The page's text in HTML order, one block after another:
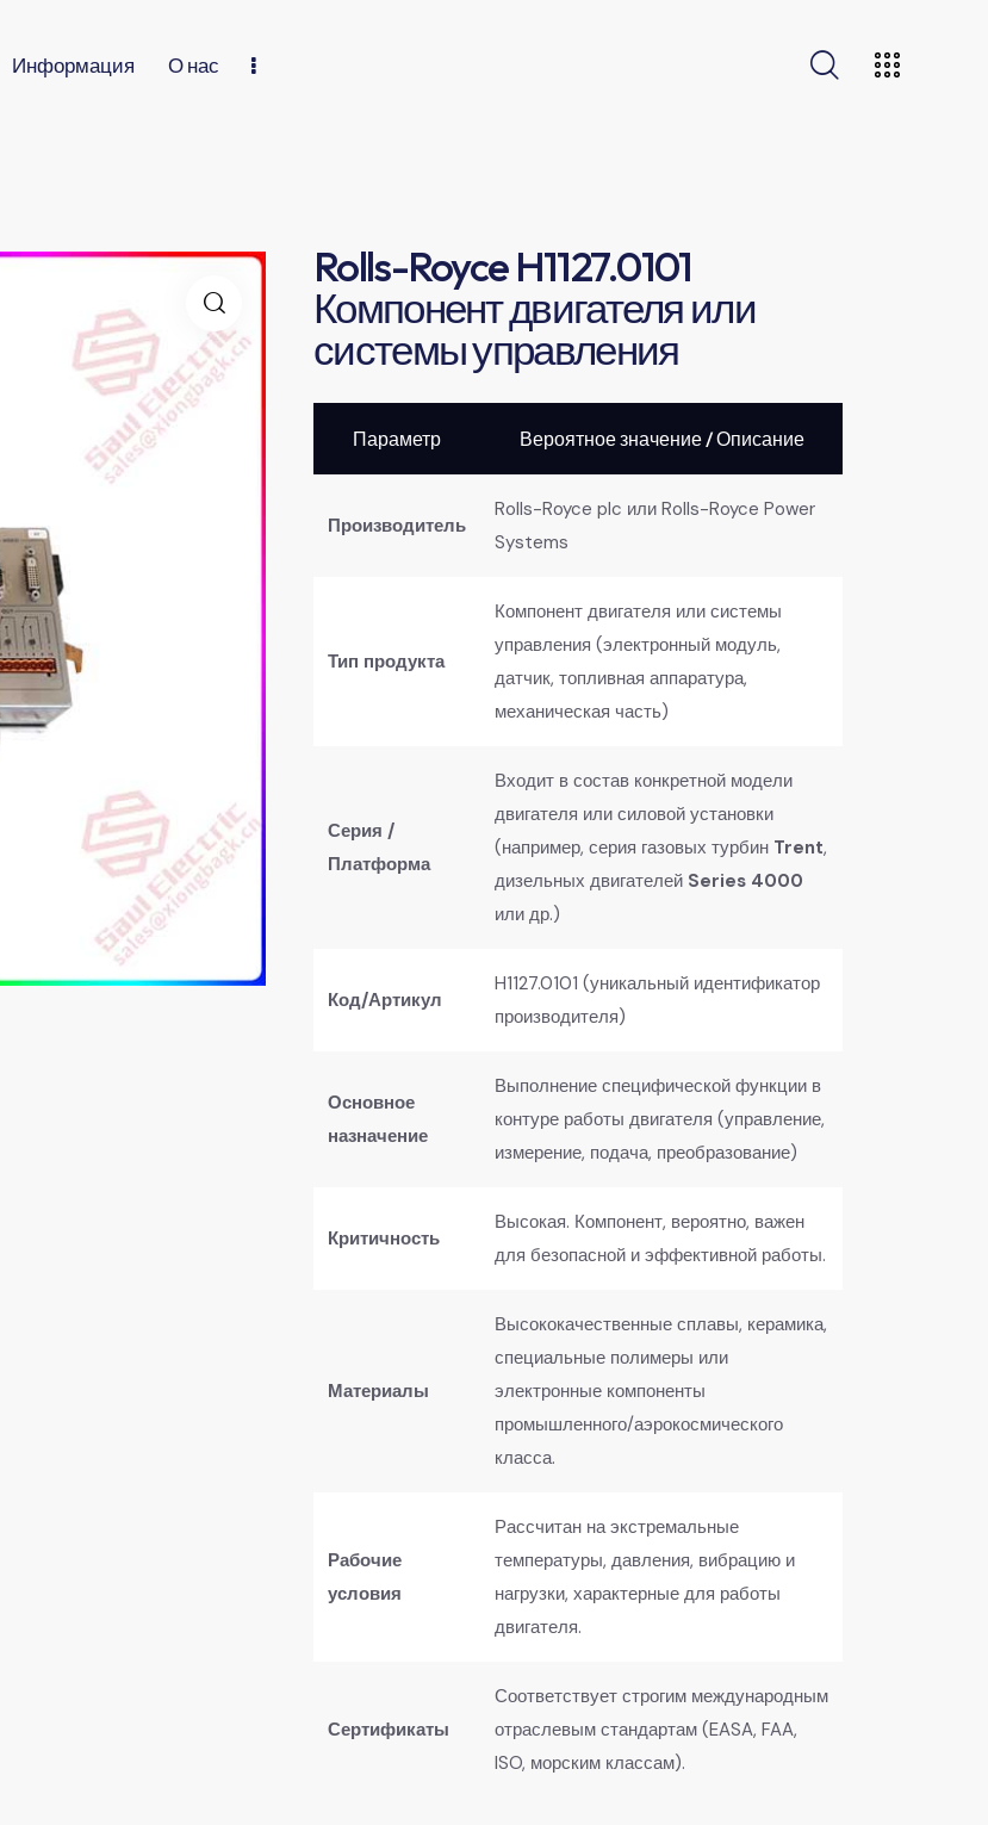
Информация О нас
Rolls-Royce H1127.0101
Компонент двигателя или
системы управления
Параметр Вероятное значение / Описание
Производитель
Rolls-Royce plc или Rolls-Royce Power
Systems
Тип продукта
Компонент двигателя или системы
управления (электронный модуль,
датчик, топливная аппаратура,
механическая часть)
Серия /
Платформа
Входит в состав конкретной модели
двигателя или силовой установки
(например, серия газовых турбин Trent,
дизельных двигателей Series 4000
или др.)
Код/Артикул
H1127.0101 (уникальный идентификатор
производителя)
Основное
назначение
Выполнение специфической функции в
контуре работы двигателя (управление,
измерение, подача, преобразование)
Критичность
Высокая. Компонент, вероятно, важен
для безопасной и эффективной работы.
Материалы
Высококачественные сплавы, керамика,
специальные полимеры или
электронные компоненты
промышленного/аэрокосмического
класса.
Рабочие
условия
Рассчитан на экстремальные
температуры, давления, вибрацию и
нагрузки, характерные для работы
двигателя.
Сертификаты
Соответствует строгим международным
отраслевым стандартам (EASA, FAA,
ISO, морским классам).